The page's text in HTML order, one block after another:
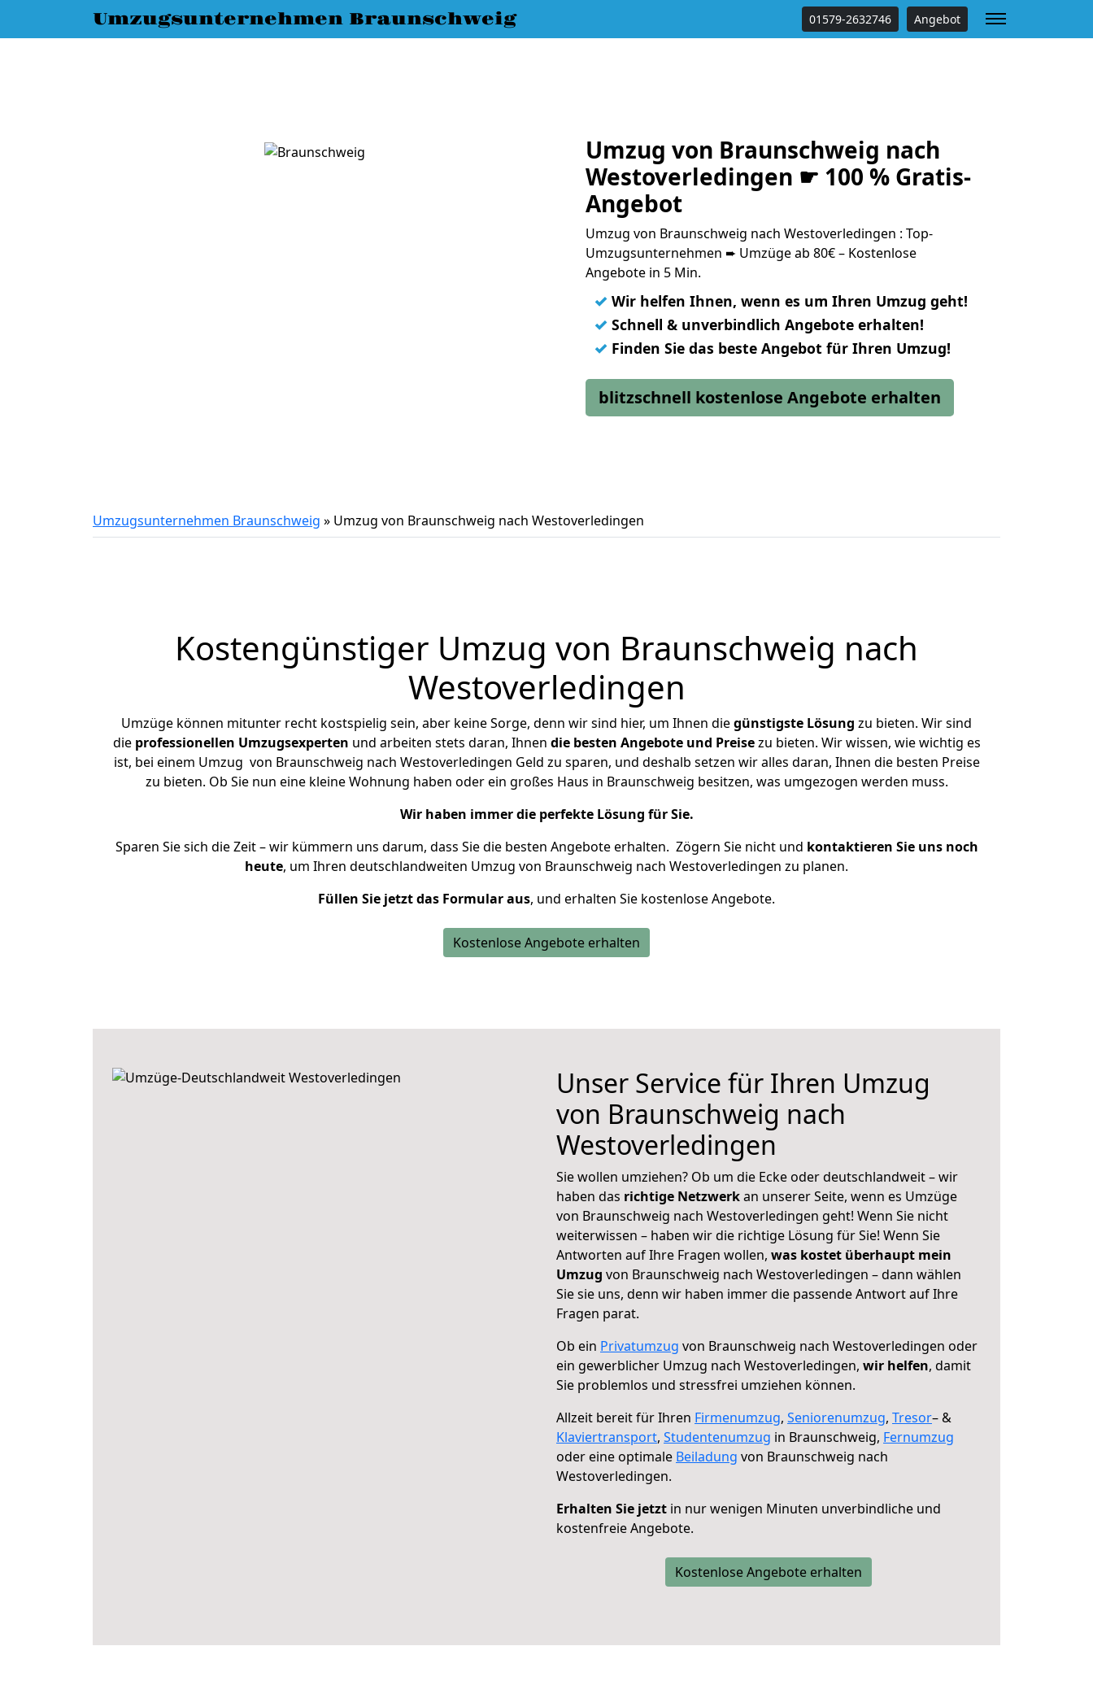
Umzugsunternehmen Braunschweig 01579-2632746 Angebot
Umzug von Braunschweig nach
Westoverledingen ☛ 100 % Gratis-
Angebot
Umzug von Braunschweig nach Westoverledingen : Top-
Umzugsunternehmen ➨ Umzüge ab 80€ – Kostenlose
Angebote in 5 Min.
✓ Wir helfen Ihnen, wenn es um Ihren Umzug geht!
✓ Schnell & unverbindlich Angebote erhalten!
✓ Finden Sie das beste Angebot für Ihren Umzug!
blitzschnell kostenlose Angebote erhalten
Umzugsunternehmen Braunschweig » Umzug von Braunschweig nach Westoverledingen
Kostengünstiger Umzug von Braunschweig nach
Westoverledingen
Umzüge können mitunter recht kostspielig sein, aber keine Sorge, denn wir sind hier, um Ihnen diegünstigste Lösung zu bieten. Wir sind
die professionellen Umzugsexperten und arbeiten stets daran, Ihnen die besten Angebote und Preisezu bieten. Wir wissen, wie wichtig es
ist, bei einem Umzug von Braunschweig nach Westoverledingen Geld zu sparen, und deshalb setzen wir alles daran, Ihnen die besten Preise
zu bieten. Ob Sie nun eine kleine Wohnung haben oder ein großes Haus in Braunschweig besitzen, was umgezogen werden muss.
Wir haben immer die perfekte Lösung für Sie.
Sparen Sie sich die Zeit – wir kümmern uns darum, dass Sie die besten Angebote erhalten. Zögern Sie nicht und kontaktieren Sie uns noch
heute, um Ihren deutschlandweiten Umzug von Braunschweig nach Westoverledingen zu planen.
Füllen Sie jetzt das Formular aus, und erhalten Sie kostenlose Angebote.
Kostenlose Angebote erhalten
Unser Service für Ihren Umzug
von Braunschweig nach
Westoverledingen
Sie wollen umziehen? Ob um die Ecke oder deutschlandweit – wir
haben das richtige Netzwerkan unserer Seite, wenn es Umzüge
von Braunschweig nach Westoverledingen geht! Wenn Sie nicht
weiterwissen – haben wir die richtige Lösung für Sie! Wenn Sie
Antworten auf Ihre Fragen wollen, was kostet überhaupt mein
Umzug von Braunschweig nach Westoverledingen – dann wählen
Sie sie uns, denn wir haben immer die passende Antwort auf Ihre
Fragen parat.
Ob ein Privatumzug von Braunschweig nach Westoverledingen oder
ein gewerblicher Umzug nach Westoverledingen, wir helfen, damit
Sie problemlos und stressfrei umziehen können.
Allzeit bereit für Ihren Firmenumzug, Seniorenumzug, Tresor– &
Klaviertransport, Studentenumzug in Braunschweig, Fernumzug
oder eine optimale Beiladung von Braunschweig nach
Westoverledingen.
Erhalten Sie jetzt in nur wenigen Minuten unverbindliche und
kostenfreie Angebote.
Kostenlose Angebote erhalten